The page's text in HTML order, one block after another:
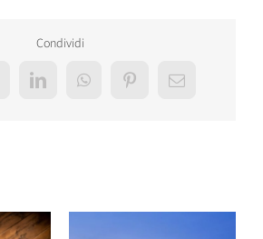
Condividi
LinkedInWhatsAppPinterestEmail